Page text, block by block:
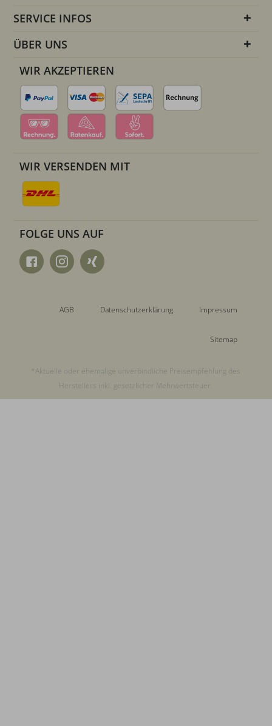
SERVICE INFOS
ÜBER UNS
WIR AKZEPTIEREN
WIR VERSENDEN MIT
FOLGE UNS AUF
AGB Datenschutzerklärung Impressum
Sitemap
*Aktuelle oder ehemalige unverbindliche Preisempfehlung des
Herstellers inkl. gesetzlicher Mehrwertsteuer.